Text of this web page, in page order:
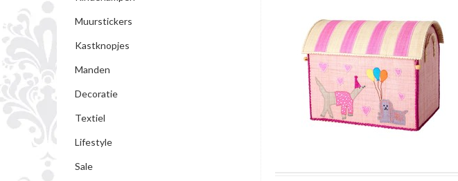
Muurstickers
Kastknopjes
Manden
Decoratie
Textiel
Lifestyle
Sale